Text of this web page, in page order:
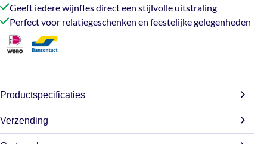
Geeft iedere wijnfles direct een stijlvolle uitstraling
Perfect voor relatiegeschenken en feestelijke gelegenheden
Productspecificaties
Gewicht 0,092 kg
Verzending